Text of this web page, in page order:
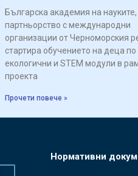
Българска академия на науките,
партньорство с международни
организации от Черноморския
стартира обучението на деца по
екологични и STEM модули в
проекта
Прочети повече »
Нормативни